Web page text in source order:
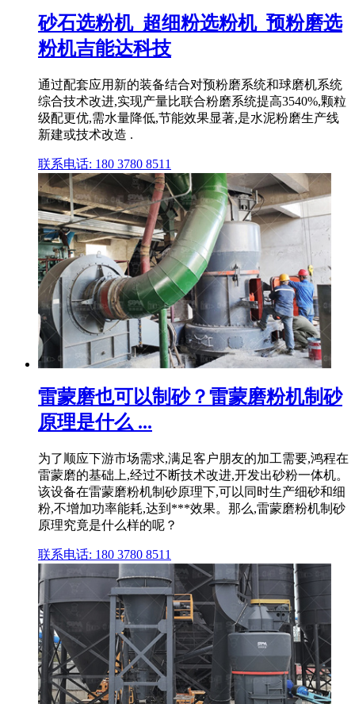
砂石选粉机_超细粉选粉机_预粉磨选
粉机吉能达科技
通过配套应用新的装备结合对预粉磨系统和球磨机系统
综合技术改进,实现产量比联合粉磨系统提高3540%,颗粒
级配更优,需水量降低,节能效果显著,是水泥粉磨生产线
新建或技术改造 .
联系电话: 180 3780 8511
雷蒙磨也可以制砂？雷蒙磨粉机制砂
原理是什么 ...
为了顺应下游市场需求,满足客户朋友的加工需要,鸿程在
雷蒙磨的基础上,经过不断技术改进,开发出砂粉一体机。
该设备在雷蒙磨粉机制砂原理下,可以同时生产细砂和细
粉,不增加功率能耗,达到***效果。那么,雷蒙磨粉机制砂
原理究竟是什么样的呢？
联系电话: 180 3780 8511